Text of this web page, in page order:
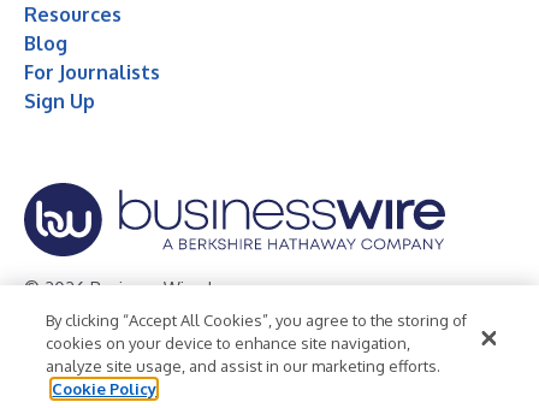
Resources
Blog
For Journalists
Sign Up
© 2026 Business Wire, Inc.
Privacy Policy Cookie Policy
Accessibility Statement
Terms of Use
Legal
By clicking “Accept All Cookies”, you agree to the storing of
cookies on your device to enhance site navigation,
analyze site usage, and assist in our marketing efforts.
Cookie Policy